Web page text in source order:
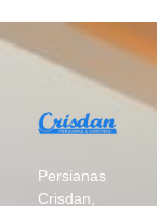
Persianas
Crisdan,